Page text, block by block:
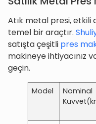
Atık metal presi, etkili
temel bir araçtır.
satışta çeşitli pres
makineye ihtiyacınız
geçin.
Model
Nominal